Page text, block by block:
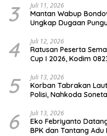
3 Juli 11, 2026
Mantan Wabup
Ungkap Dugaan
4 Juli 12, 2026
Ratusan Peserta
Cup I 2026, Kodim
5 Juli 13, 2026
Korban Tabrakan
Polisi, Nahkoda
6 Juli 13, 2026
Eko Febriyanto
BPK dan Tantang Adu